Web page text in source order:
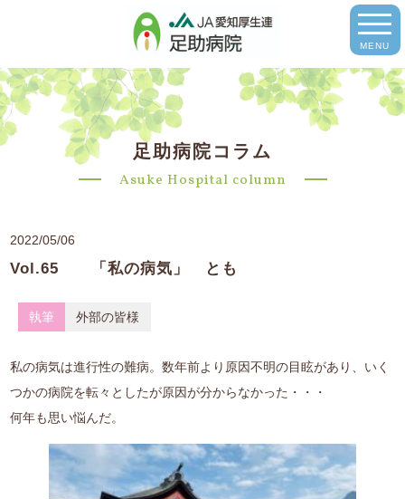
MENU
足助病院コラム
Asuke Hospital column
2022/05/06
Vol.65 「私の病気」 とも
執筆 外部の皆様
私の病気は進行性の難病。数年前より原因不明の目眩があり、いく
つかの病院を転々としたが原因が分からなかった・・・
何年も思い悩んだ。